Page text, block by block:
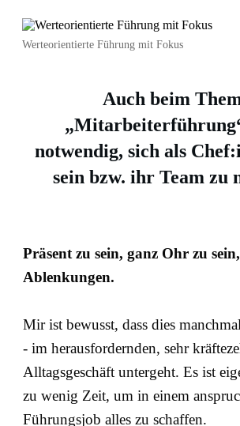
Werteorientierte Führung mit Fokus
Auch beim
notwendig, sich als
sein bzw. ihr Team zu
Präsent zu sein, ganz Ohr zu
Ablenkungen.
Mir ist bewusst, dass dies
- im herausfordernden, sehr
Alltagsgeschäft untergeht. Es ist
zu wenig Zeit, um in einem
Führungsjob alles zu schaffen.